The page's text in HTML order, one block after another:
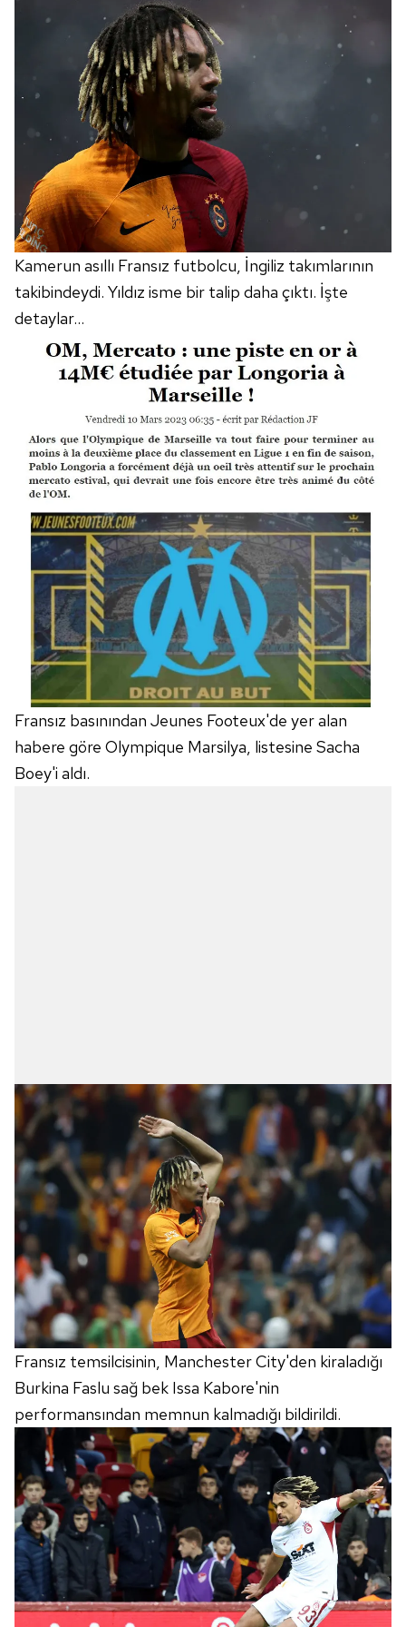
Kamerun asıllı Fransız futbolcu, İngiliz takımlarının
takibindeydi. Yıldız isme bir talip daha çıktı. İşte
detaylar...
Fransız basınından Jeunes Footeux'de yer alan
habere göre Olympique Marsilya, listesine Sacha
Boey'i aldı.
Fransız temsilcisinin, Manchester City'den kiraladığı
Burkina Faslu sağ bek Issa Kabore'nin
performansından memnun kalmadığı bildirildi.